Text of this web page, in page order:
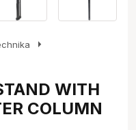
arrow_right
WITH
COLUMN